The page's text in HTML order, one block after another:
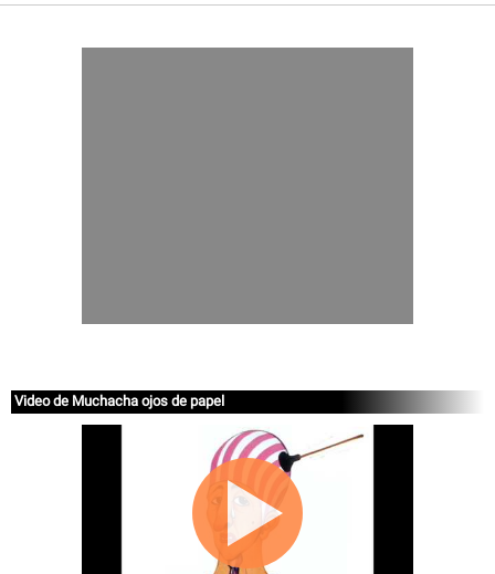
Video de Muchacha ojos de papel